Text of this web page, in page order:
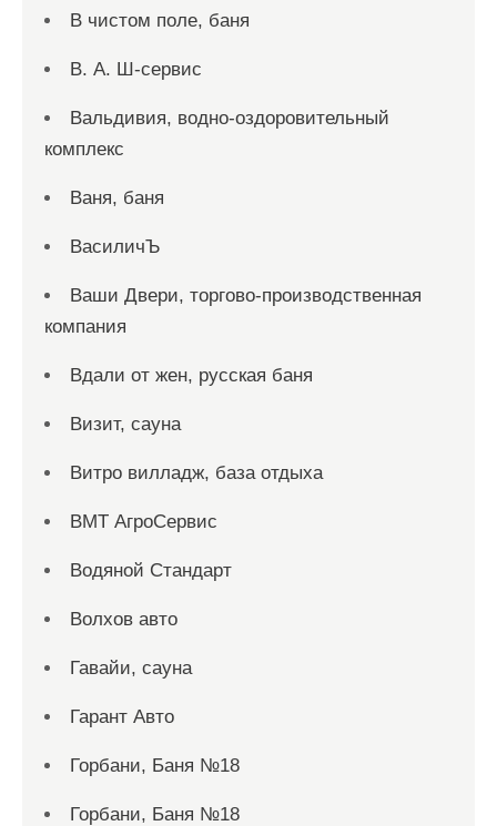
В чистом поле, баня
В. А. Ш-сервис
Вальдивия, водно-оздоровительный
комплекс
Ваня, баня
ВасиличЪ
Ваши Двери, торгово-производственная
компания
Вдали от жен, русская баня
Визит, сауна
Витро вилладж, база отдыха
ВМТ АгроСервис
Водяной Стандарт
Волхов авто
Гавайи, сауна
Гарант Авто
Горбани, Баня №18
Горбани, Баня №18